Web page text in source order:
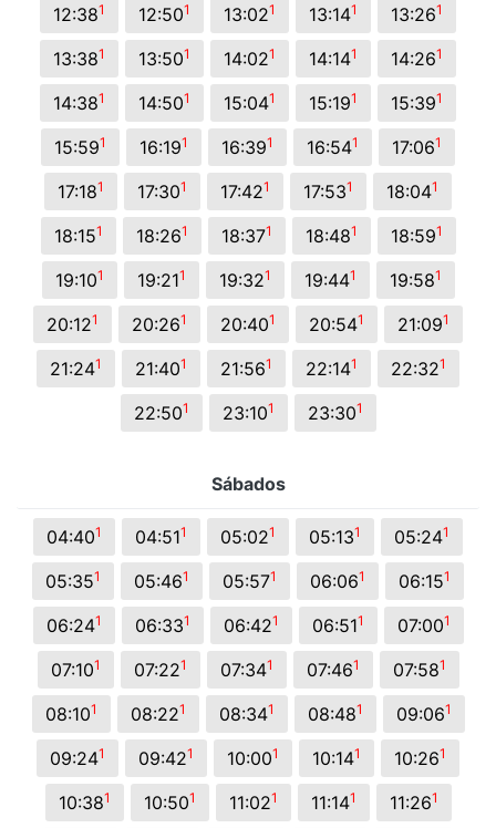
12:381 12:501 13:021 13:141 13:261
13:381 13:501 14:021 14:141 14:261
14:381 14:501 15:041 15:191 15:391
15:591 16:191 16:391 16:541 17:061
17:181 17:301 17:421 17:531 18:041
18:151 18:261 18:371 18:481 18:591
19:101 19:211 19:321 19:441 19:581
20:121 20:261 20:401 20:541 21:091
21:241 21:401 21:561 22:141 22:321
22:501 23:101 23:301
Sábados
04:401 04:511 05:021 05:131 05:241
05:351 05:461 05:571 06:061 06:151
06:241 06:331 06:421 06:511 07:001
07:101 07:221 07:341 07:461 07:581
08:101 08:221 08:341 08:481 09:061
09:241 09:421 10:001 10:141 10:261
10:381 10:501 11:021 11:141 11:261